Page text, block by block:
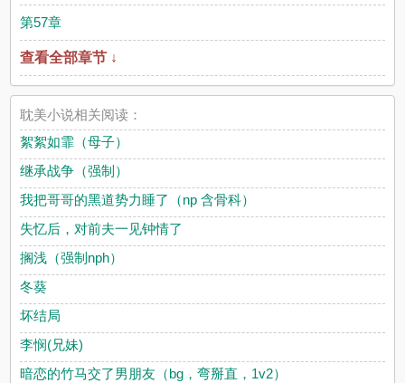
第57章
查看全部章节 ↓
耽美小说相关阅读：
絮絮如霏（母子）
继承战争（强制）
我把哥哥的黑道势力睡了（np 含骨科）
失忆后，对前夫一见钟情了
搁浅（强制nph）
冬葵
坏结局
李悯(兄妹)
暗恋的竹马交了男朋友（bg，弯掰直，1v2）